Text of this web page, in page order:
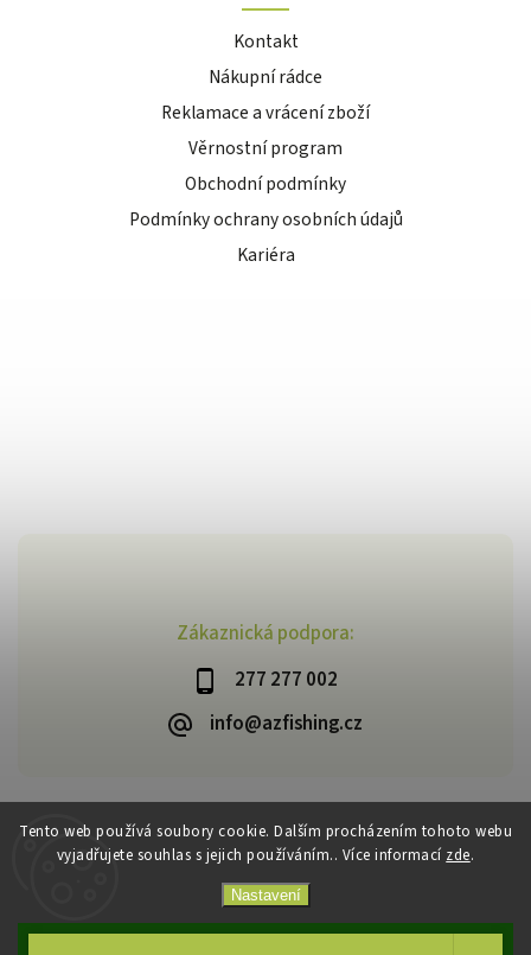
Tento web používá soubory cookie. Dalším procházením tohoto webu
vyjadřujete souhlas s jejich používáním.. Více informací zde.
Nastavení
Zákaznická podpora:
277 277 002
info@azfishing.cz
Kontakt
Nákupní rádce
Reklamace a vrácení zboží
Věrnostní program
Obchodní podmínky
Podmínky ochrany osobních údajů
Kariéra
Copyright 2026AzFishing.cz. Všechna práva vyhrazena.
VytvořilShoptet| Design